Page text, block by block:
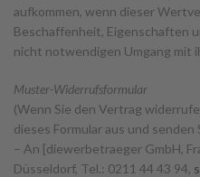
aufkommen, wenn dieser
Beschaffenheit, Eigenschaften
nicht notwendigen Umgang mit
Muster-Widerrufsformular
(Wenn Sie den Vertrag
dieses Formular aus und senden
– An [diewerbetraeger GmbH,
Düsseldorf, Tel.: 0211 44 43 94,